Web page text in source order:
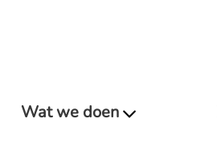
Wat we doen